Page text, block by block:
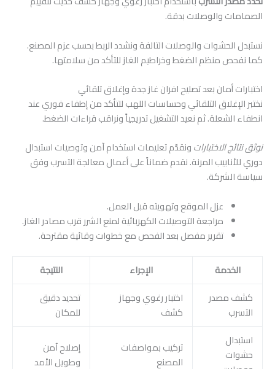
الصمامات والوصلات بدقة.
نستبدل الحشوات والوصلات التالفة ونشدد الربط بحسب عزم المصنع.
كما نفحص منظم الضغط وخراطيم الغاز للتأكد من سلامتها.
اختبارات أمان بعد تصليح افران غاز جدة وإغلاق تلقائي
نختبر الإغلاق التلقائي وحساسات اللهب للتأكد من إطفاء فوري عند
انطفاء الشعلة. ثم نعيد التشغيل تدريجياً ونراقب قراءات الضغط.
نوثق نتائج الاختباراتونقدّم تعليمات استخدام آمن وتوصيات استبدال
دوري للأنابيب المرنة. نقدم ضماناً على أعمال معالجة التسرب وفق
سياسة الشركة.
عزل الموقع وتهويته قبل العمل.
مراجعة التوصيلات الكهربائية لمنع الشرر قرب مصادر الغاز.
تقرير مفصل بعد الفحص مع خطوات وقائية مقترحة.
الخدمة الإجراء
النتيجة
كشف مصدر
التسرب
اختبار رغوي وجهاز
كشف
تحديد دقيق
للمكان
استبدال
حشوات
تركيب بمواصفات
المصنع
إصلاح آمن
وطويل الأمد